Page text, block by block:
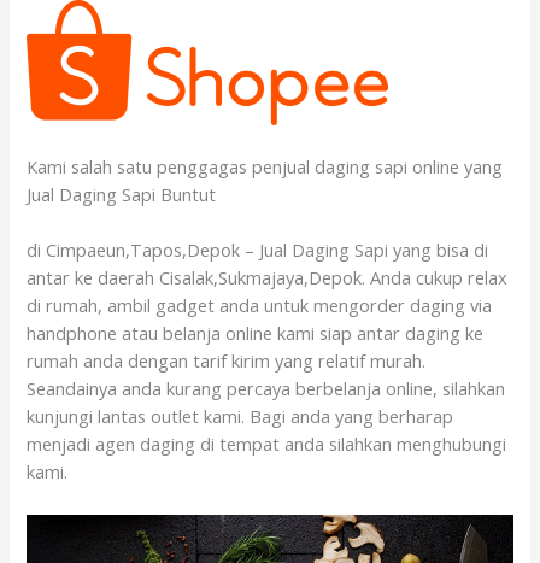
Kami salah satu penggagas penjual daging sapi online yang
Jual Daging Sapi Buntut
di Cimpaeun,Tapos,Depok – Jual Daging Sapi yang bisa di
antar ke daerah Cisalak,Sukmajaya,Depok. Anda cukup relax
di rumah, ambil gadget anda untuk mengorder daging via
handphone atau belanja online kami siap antar daging ke
rumah anda dengan tarif kirim yang relatif murah.
Seandainya anda kurang percaya berbelanja online, silahkan
kunjungi lantas outlet kami. Bagi anda yang berharap
menjadi agen daging di tempat anda silahkan menghubungi
kami.